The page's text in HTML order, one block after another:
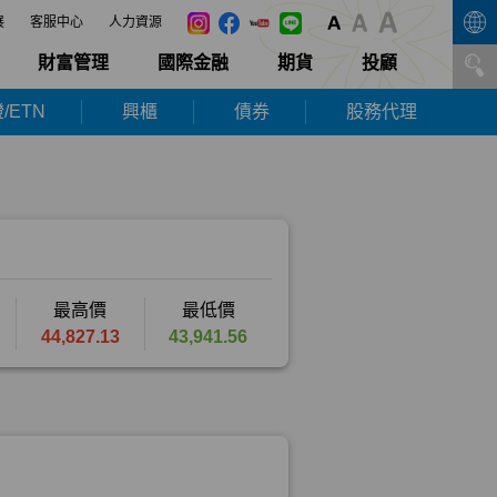
客服中心 人力資源
財富管理 國際金融 期貨 投顧
ETN 興櫃 債券 股務代理